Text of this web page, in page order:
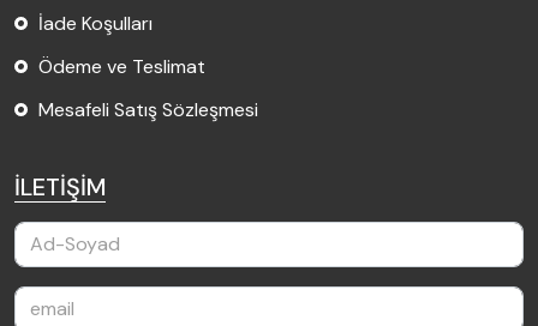
İade Koşulları
Ödeme ve Teslimat
Mesafeli Satış Sözleşmesi
İLETİŞİM